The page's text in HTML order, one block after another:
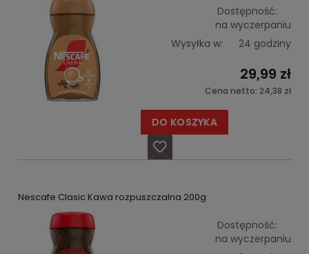
Dostępność:
na wyczerpaniu
Wysyłka w:
24 godziny
29,99 zł
Cena netto: 24,38 zł
DO KOSZYKA
Nescafe Clasic Kawa rozpuszczalna 200g
Dostępność:
na wyczerpaniu